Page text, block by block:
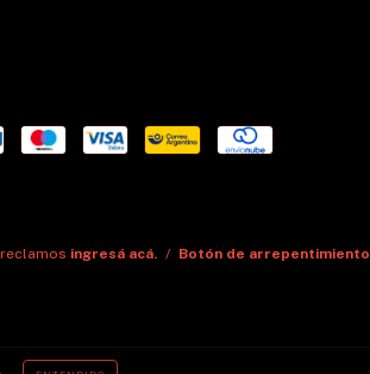
ingresá acá. / Botón de arrepentimiento